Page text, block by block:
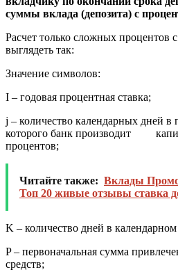
суммы вклада (депозита) с
Расчет только сложных
выглядеть так:
Значение символов:
I – годовая процентная ставка;
j – количество календарных дней в
которого банк производит
процентов;
Читайте также: Вклады
Топ 20 живые отзывы ставка
K – количество дней в
P – первоначальная сумма
средств;